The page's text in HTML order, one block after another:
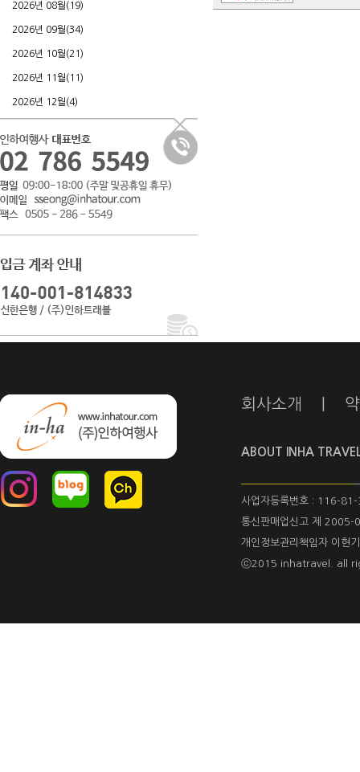
2026년 08월(19)
2026년 09월(34)
2026년 10월(21)
2026년 11월(11)
2026년 12월(4)
회사소개
ABOUT INHA
사업자등록번호 : 116-
통신판매업신고 제 2005-
개인정보관리책임자 이현기
ⓒ2015 inhatravel. all